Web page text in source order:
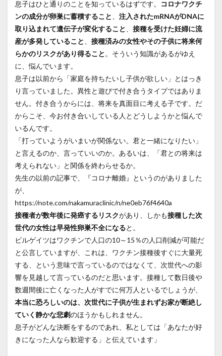
息子はひと通りのことを知っているはずです。
コロナワクチ
ンの成分が卵巣に蓄積すること
注入されたmRNAがDNAに
取り込まれて遺伝子が変化すること
接種を受けた妊婦に流
産が多発していること
接種済みの女性やその子供に将来何
らかのリスクがあり得ること 。そういう知識があるがゆえ
に、悩んでいます。
息子は以前から「家庭を持ちたいし子供が欲しい」とはっき
り言っていました。異性と遊びで付き合うタイプではありま
せん。付き合うからには、将来を真面目に考える子です。だ
からこそ、今お付き合いしている人とどうしようかと悩んで
いるんです。
「打っていようがいまいが関係ない。君と一緒になりたい」
と言えるのか、言っていいのか。あるいは、「君との将来は
考えられない」と関係を終わらせるか。
先生の以前の記事で、『コロナ離婚』というのがありました
が、
https://note.com/nakamuraclinic/n/ne0eb76f4640a
接種者が数年後に発癌するリスクがあり、しかも接種した次
世代の女性は早発性卵巣不全になると。
ビルゲイツはワクチンで人口の10～15％の人口削減が可能だ
と公言していますが、これは、ワクチン接種後すぐに大量死
する、という意味で言っているのではなくて、次世代への影
響を見越して言っているのだと思います。接種して数日後や
数週間後に亡くなった人がすでに何万人といるでしょうが、
本当に恐ろしいのは、次世代に子供が生まれずお家が断絶し
ていく静かな悲劇のほうかもしれません。
息子がどんな決断をするのであれ、私としては「あなたが好
きになった人なら歓迎する」と伝えています」